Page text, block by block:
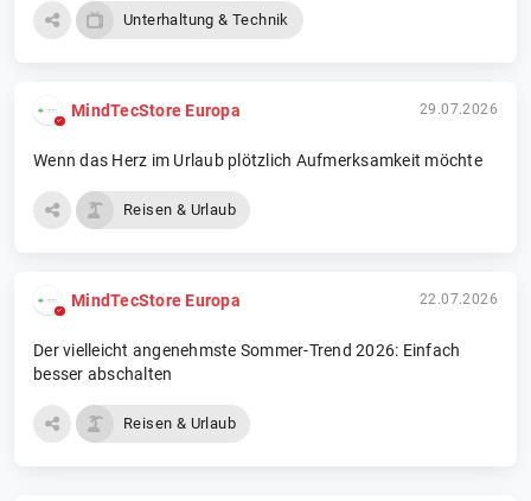
Unterhaltung & Technik
MindTecStore Europa 29.07.2026
Wenn das Herz im Urlaub plötzlich Aufmerksamkeit möchte
Reisen & Urlaub
MindTecStore Europa 22.07.2026
Der vielleicht angenehmste Sommer-Trend 2026: Einfach
besser abschalten
Reisen & Urlaub